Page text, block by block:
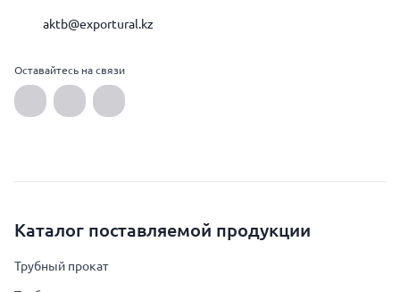
aktb@exportural.kz
Оставайтесь на связи
Каталог поставляемой продукции
Трубный прокат